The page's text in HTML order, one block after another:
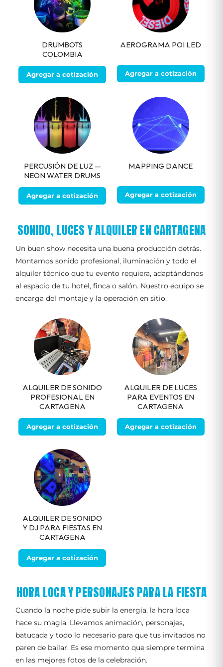
DRUMBOTS
COLOMBIA
Agregar a cotización
AEROGRAMA POI LED
Agregar a cotización
PERCUSIÓN DE LUZ —
NEON WATER DRUMS
Agregar a cotización
MAPPING DANCE
Agregar a cotización
SONIDO, LUCES Y ALQUILER EN CARTAGENA
Un buen show necesita una buena producción detrás.
Montamos sonido profesional, iluminación y todo el
alquiler técnico que tu evento requiera, adaptándonos
al espacio de tu hotel, finca o salón. Nuestro equipo se
encarga del montaje y la operación en sitio.
ALQUILER DE SONIDO
PROFESIONAL EN
CARTAGENA
Agregar a cotización
ALQUILER DE LUCES
PARA EVENTOS EN
CARTAGENA
Agregar a cotización
ALQUILER DE SONIDO
Y DJ PARA FIESTAS EN
CARTAGENA
Agregar a cotización
HORA LOCA Y PERSONAJES PARA LA FIESTA
Cuando la noche pide subir la energía, la hora loca
hace su magia. Llevamos animación, personajes,
batucada y todo lo necesario para que tus invitados no
paren de bailar. Es ese momento que siempre termina
en las mejores fotos de la celebración.